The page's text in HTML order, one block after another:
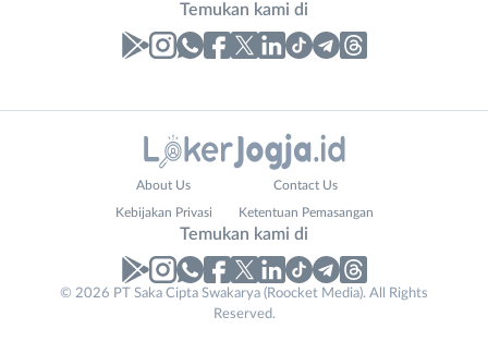
Temukan kami di
No. Telp /
About Us Contact Us
Kebijakan Privasi Ketentuan Pemasangan
Temukan kami di
© 2026 PT Saka Cipta Swakarya (Roocket Media). All Rights
Reserved.